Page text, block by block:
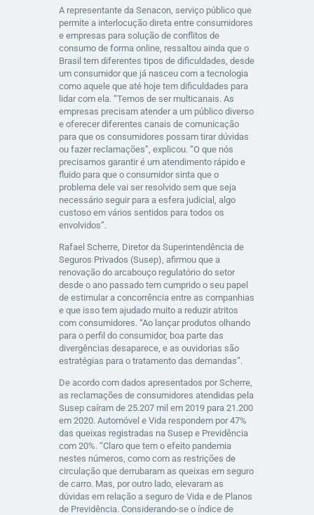
A representante da Senacon, serviço público que
permite a interlocução direta entre consumidores
e empresas para solução de conflitos de
consumo de forma online, ressaltou ainda que o
Brasil tem diferentes tipos de dificuldades, desde
um consumidor que já nasceu com a tecnologia
como aquele que até hoje tem dificuldades para
lidar com ela. “Temos de ser multicanais. As
empresas precisam atender a um público diverso
e oferecer diferentes canais de comunicação
para que os consumidores possam tirar dúvidas
ou fazer reclamações”, explicou. “O que nós
precisamos garantir é um atendimento rápido e
fluido para que o consumidor sinta que o
problema dele vai ser resolvido sem que seja
necessário seguir para a esfera judicial, algo
custoso em vários sentidos para todos os
envolvidos”.
Rafael Scherre, Diretor da Superintendência de
Seguros Privados (Susep), afirmou que a
renovação do arcabouço regulatório do setor
desde o ano passado tem cumprido o seu papel
de estimular a concorrência entre as companhias
e que isso tem ajudado muito a reduzir atritos
com consumidores. “Ao lançar produtos olhando
para o perfil do consumidor, boa parte das
divergências desaparece, e as ouvidorias são
estratégias para o tratamento das demandas”.
De acordo com dados apresentados por Scherre,
as reclamações de consumidores atendidas pela
Susep caíram de 25.207 mil em 2019 para 21.200
em 2020. Automóvel e Vida respondem por 47%
das queixas registradas na Susep e Previdência
com 20%. “Claro que tem o efeito pandemia
nestes números, como com as restrições de
circulação que derrubaram as queixas em seguro
de carro. Mas, por outro lado, elevaram as
dúvidas em relação a seguro de Vida e de Planos
de Previdência. Considerando-se o índice de